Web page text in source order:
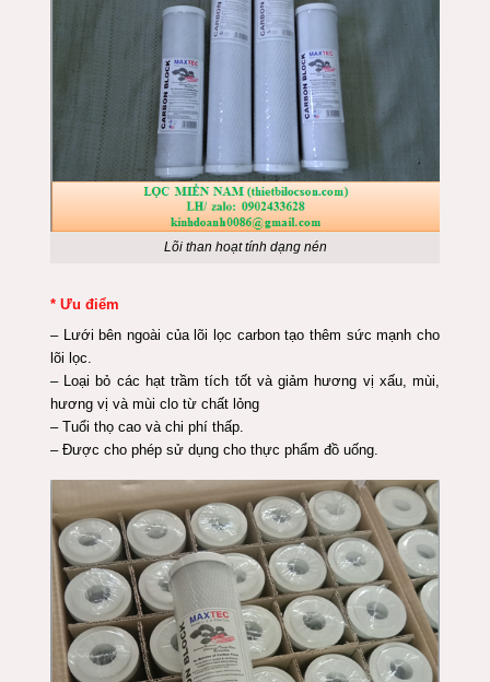
Lõi than hoạt tính dạng nén
* Ưu điểm
– Lưới bên ngoài của lõi lọc carbon tạo thêm sức mạnh cho
lõi lọc.
– Loại bỏ các hạt trầm tích tốt và giảm hương vị xấu, mùi,
hương vị và mùi clo từ chất lỏng
– Tuổi thọ cao và chi phí thấp.
– Được cho phép sử dụng cho thực phẩm đồ uống.